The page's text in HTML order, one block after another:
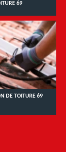
69
DE TOITURE 69